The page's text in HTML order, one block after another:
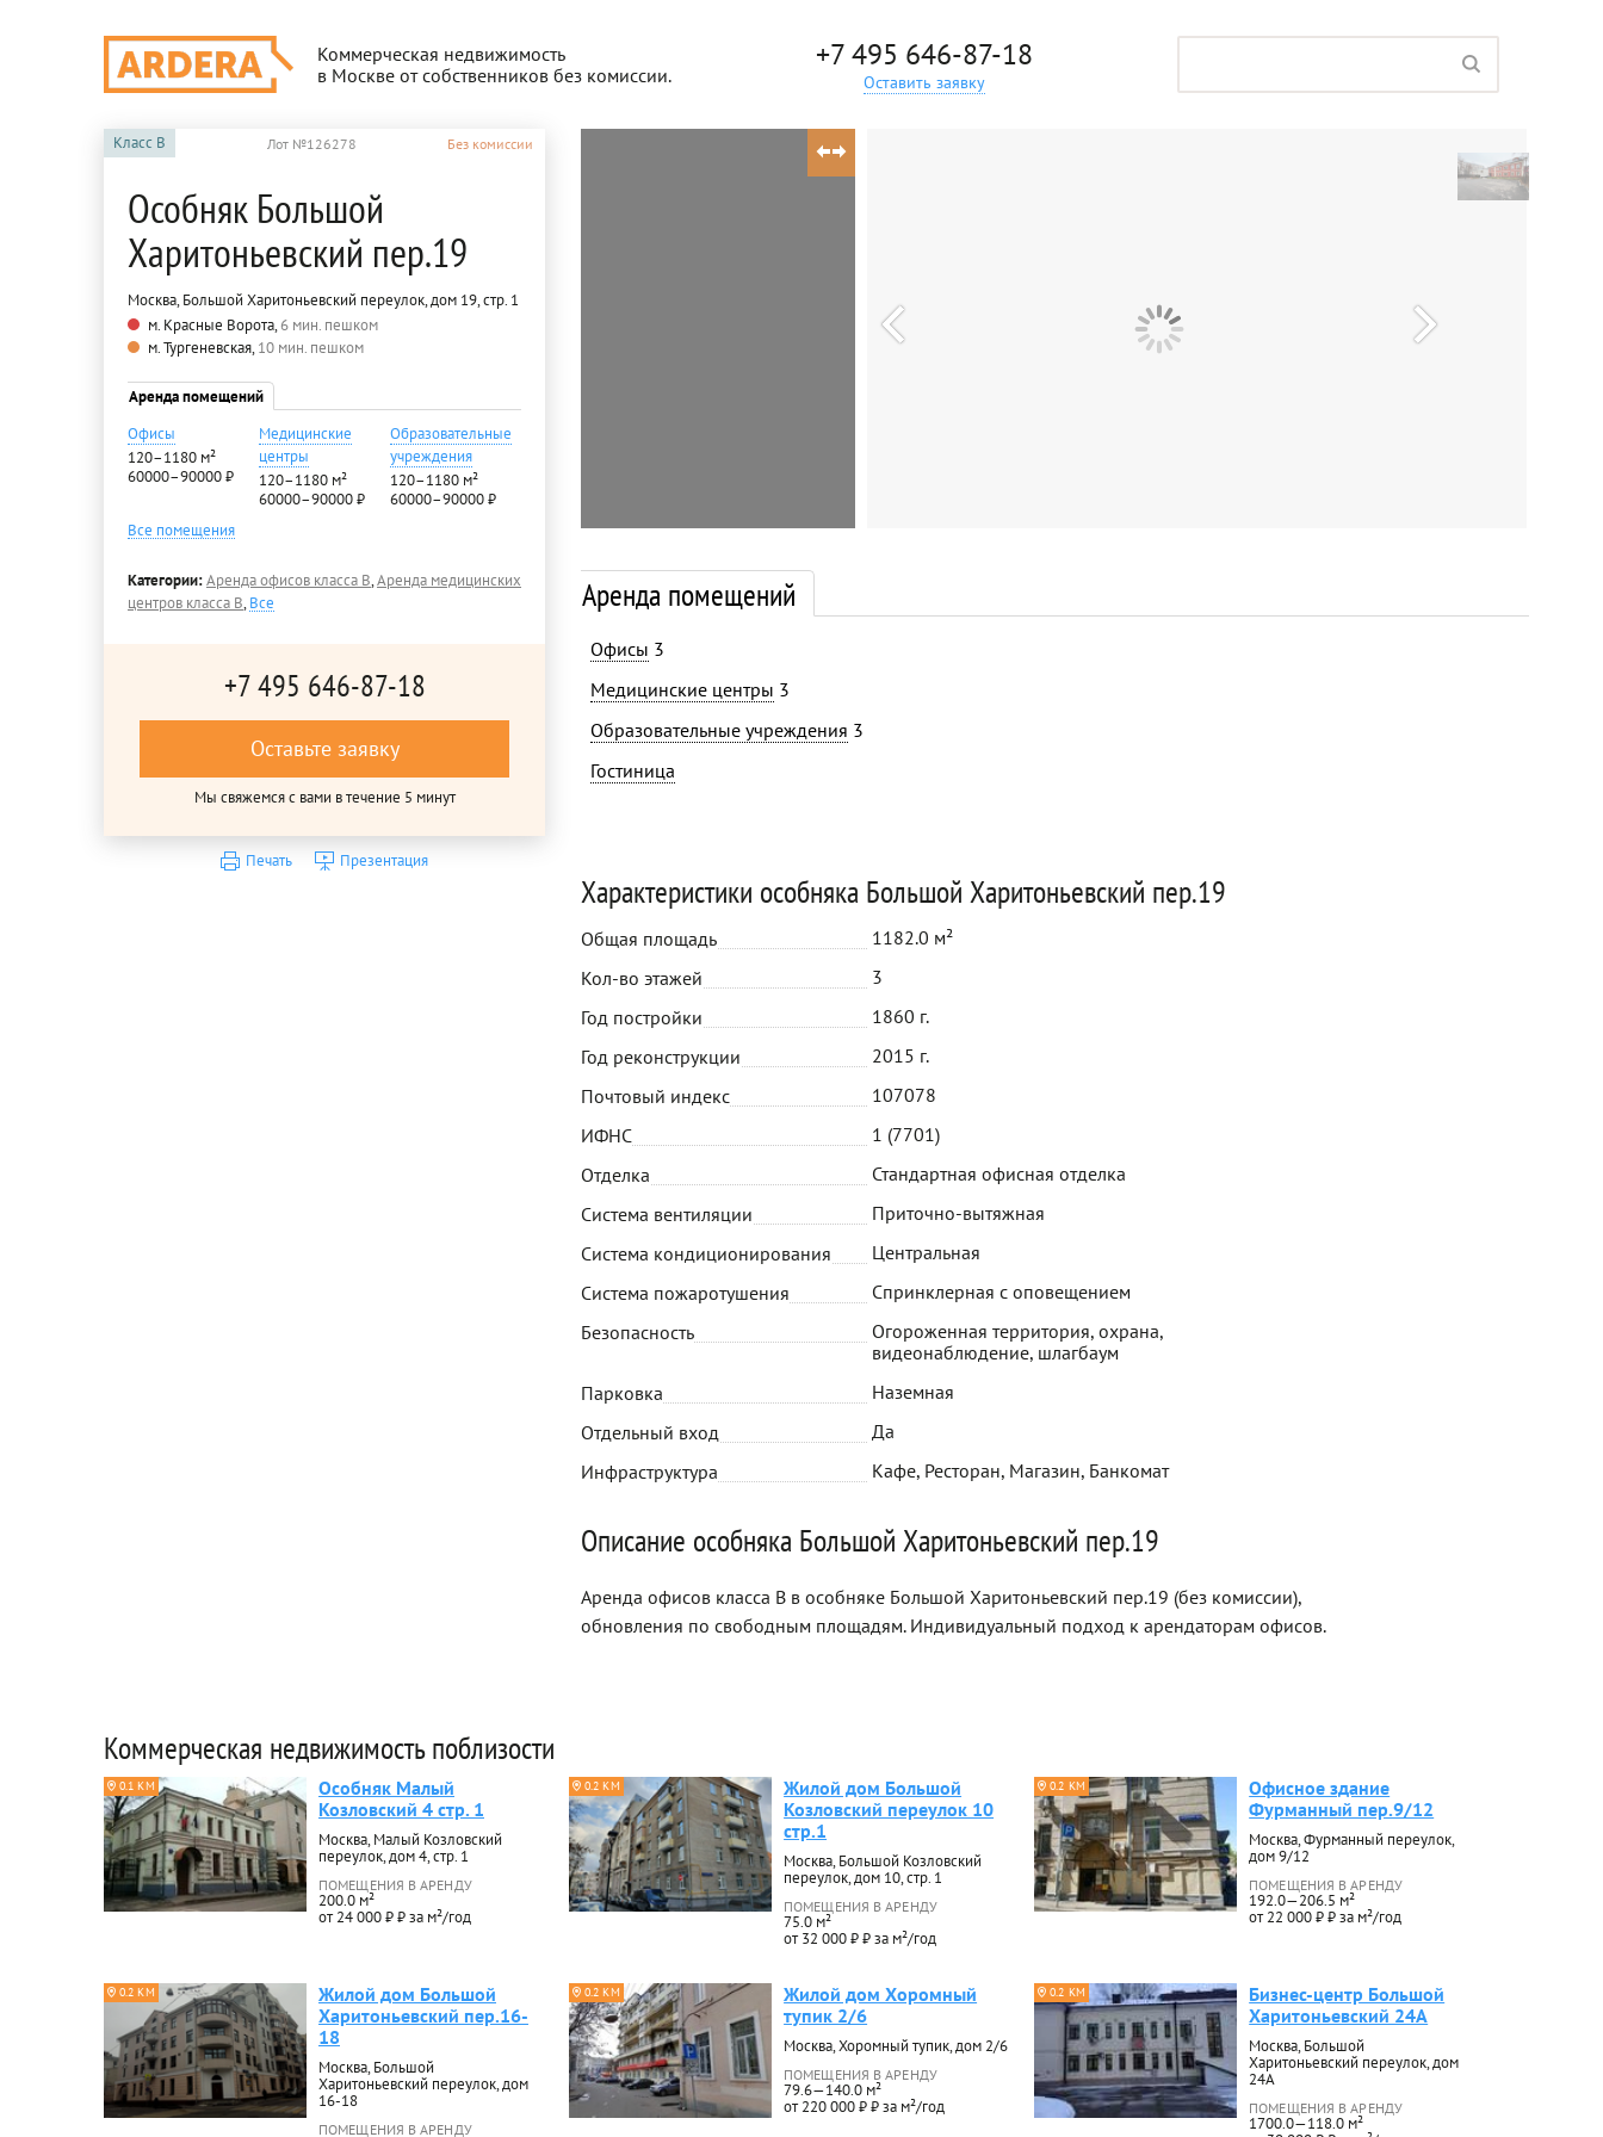
Коммерческая недвижимость
в Москве от собственников без комиссии.
+7 495 646-87-18
Оставить заявку
Класс B Лот №126278 Без комиссии
Особняк Большой
Харитоньевский пер.19
Москва, Большой Харитоньевский переулок, дом 19, стр. 1
м. Красные Ворота,6 мин. пешком
м. Тургеневская,10 мин. пешком
Аренда помещений
Офисы
120–1180 м²
60000–90000 ₽
Медицинские
центры
120–1180 м²
60000–90000 ₽
Образовательные
учреждения
120–1180 м²
60000–90000 ₽
Все помещения
Категории:Аренда офисов класса B,Аренда медицинских
центров класса B,Все
+7 495 646-87-18
Оставьте заявку
Мы свяжемся с вами в течение 5 минут
Печать Презентация
Аренда помещений
Офисы 3
Медицинские центры 3
Образовательные учреждения 3
Гостиница
Характеристики особняка Большой Харитоньевский пер.19
Общая площадь
1182.0 м²
Кол-во этажей
3
Год постройки
1860 г.
Год реконструкции
2015 г.
Почтовый индекс
107078
ИФНС
1 (7701)
Отделка
Стандартная офисная отделка
Система вентиляции
Приточно-вытяжная
Система кондиционирования
Центральная
Система пожаротушения
Спринклерная с оповещением
Безопасность
Огороженная территория, охрана,
видеонаблюдение, шлагбаум
Парковка
Наземная
Отдельный вход
Да
Инфраструктура
Кафе, Ресторан, Магазин, Банкомат
Описание особняка Большой Харитоньевский пер.19
Аренда офисов класса B в особняке Большой Харитоньевский пер.19 (без комиссии),
обновления по свободным площадям. Индивидуальный подход к арендаторам офисов.
Коммерческая недвижимость поблизости
0.1 КМ
Особняк Малый
Козловский 4 стр. 1
Москва, Малый Козловский
переулок, дом 4, стр. 1
ПОМЕЩЕНИЯ В АРЕНДУ
200.0 м²
от 24 000 ₽ ₽ за м²/год
0.2 КМ
Жилой дом Большой
Козловский переулок 10
стр.1
Москва, Большой Козловский
переулок, дом 10, стр. 1
ПОМЕЩЕНИЯ В АРЕНДУ
75.0 м²
от 32 000 ₽ ₽ за м²/год
0.2 КМ
Офисное здание
Фурманный пер.9/12
Москва, Фурманный переулок,
дом 9/12
ПОМЕЩЕНИЯ В АРЕНДУ
192.0—206.5 м²
от 22 000 ₽ ₽ за м²/год
0.2 КМ
Жилой дом Большой
Харитоньевский пер.16-
18
Москва, Большой
Харитоньевский переулок, дом
16-18
ПОМЕЩЕНИЯ В АРЕНДУ
0.2 КМ
Жилой дом Хоромный
тупик 2/6
Москва, Хоромный тупик, дом 2/6
ПОМЕЩЕНИЯ В АРЕНДУ
79.6—140.0 м²
от 220 000 ₽ ₽ за м²/год
0.2 КМ
Бизнес-центр Большой
Харитоньевский 24А
Москва, Большой
Харитоньевский переулок, дом
24А
ПОМЕЩЕНИЯ В АРЕНДУ
1700.0—118.0 м²